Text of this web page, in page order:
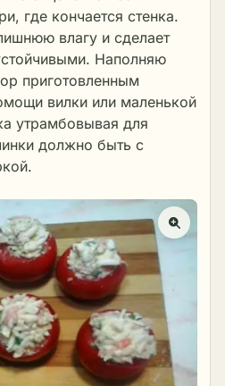
где кончается стенка.
влагу и сделает
Наполняю
приготовленным
вилки или маленькой
утрамбовывая для
должно быть с